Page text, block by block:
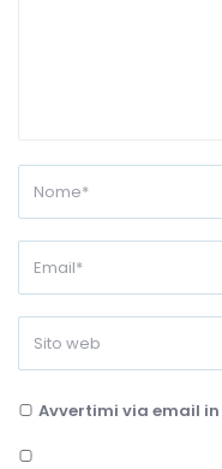
Avvertimi via email